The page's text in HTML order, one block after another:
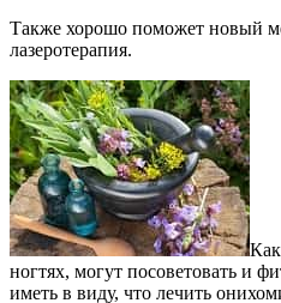
Также хорошо поможет новый
лазеротерапия.
ногтях, могут посоветовать и
иметь в виду, что лечить